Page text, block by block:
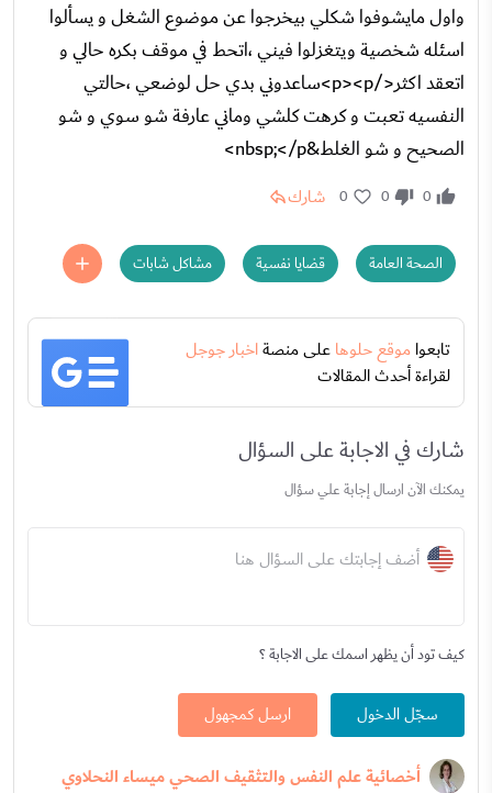
واول مايشوفوا شكلي بيخرجوا عن موضوع الشغل و يسألوا
اسئله شخصية ويتغزلوا فيني ،اتحط في موقف بكره حالي و
اتعقد اكثر</p><p>ساعدوني بدي حل لوضعي ،حالتي
النفسيه تعبت و كرهت كلشي وماني عارفة شو سوي و شو
الصحيح و شو الغلط&nbsp;</p>
0
0
0 شارك
الصحة العامة قضايا نفسية مشاكل شابات
تابعواموقع حلوهاعلى منصةاخبار جوجل
لقراءة أحدث المقالات
شارك في الاجابة على السؤال
يمكنك الآن ارسال إجابة علي سؤال
أضف إجابتك على السؤال هنا
كيف تود أن يظهر اسمك على الاجابة ؟
سجّل الدخول ارسل كمجهول
أخصائية علم النفس والتثقيف الصحي ميساء النحلاوي